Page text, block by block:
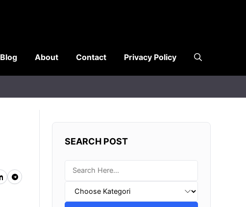
Blog About Contact Privacy Policy
SEARCH POST